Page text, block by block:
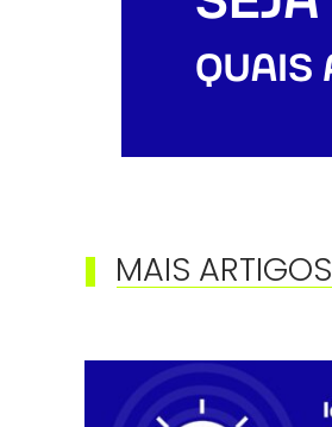
MAIS ARTIGOS